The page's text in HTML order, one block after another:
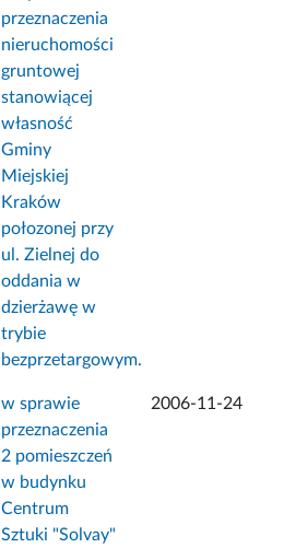
przeznaczenia
nieruchomości
gruntowej
stanowiącej
własność
Gminy
Miejskiej
Kraków
połozonej przy
ul. Zielnej do
oddania w
dzierżawę w
trybie
bezprzetargowym.
w sprawie
przeznaczenia
2 pomieszczeń
w budynku
Centrum
Sztuki "Solvay"
2006-11-24